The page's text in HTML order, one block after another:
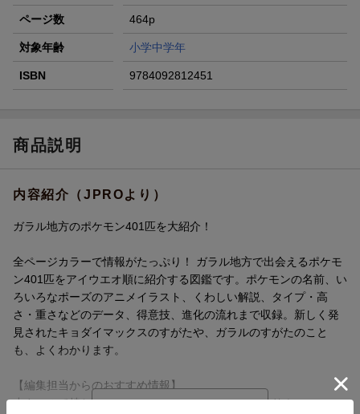
ページ数 464p
対象年齢 小学中学年
ISBN 9784092812451
商品説明
内容紹介（JPROより）
ガラル地方のポケモン401匹を大紹介！
全ページカラーで情報がたっぷり！ ガラル地方で出会えるポケモ
ン401匹をアイウエオ順に紹介する図鑑です。ポケモンの名前、い
ろいろなポーズのアニメイラスト、くわしい解説、タイプ・高
さ・重さなどのデータ、得意技、進化の流れまで収録。新しく発
見されたキョダイマックスのすがたや、ガラルのすがたのこと
も、よくわかります。
【編集担当からのおすすめ情報】
小さいので持ち運びしやすく、お出かけにもぴったり！